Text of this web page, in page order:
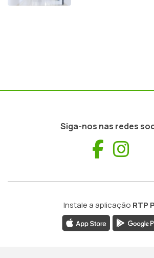
Siga-nos nas redes
Instale a aplicação RTP